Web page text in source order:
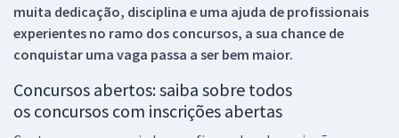
muita dedicação, disciplina e uma ajuda de profissionais
experientes no ramo dos concursos, a sua chance de
conquistar uma vaga passa a ser bem maior.
Concursos abertos: saiba sobre todos
os concursos com inscrições abertas